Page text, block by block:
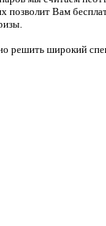
позволит Вам
решить широкий